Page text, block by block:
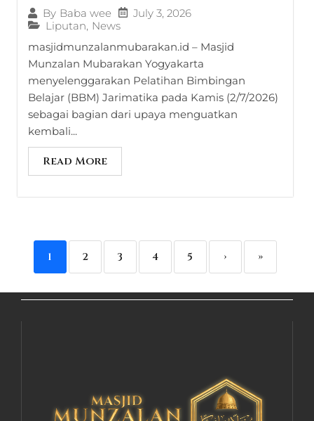
By Baba wee
July 3, 2026
Liputan News
masjidmunzalanmubarakan.id – Masjid
Munzalan Mubarakan Yogyakarta
menyelenggarakan Pelatihan Bimbingan
Belajar (BBM) Jarimatika pada Kamis (2/7/2026)
sebagai bagian dari upaya menguatkan
kembali...
Read More
1 2 3 4 5 › »